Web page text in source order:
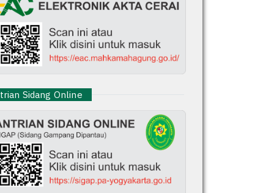
Sidang Online